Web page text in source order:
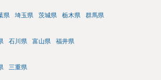
県 埼玉県 茨城県 栃木県 群馬県
石川県 富山県 福井県
三重県